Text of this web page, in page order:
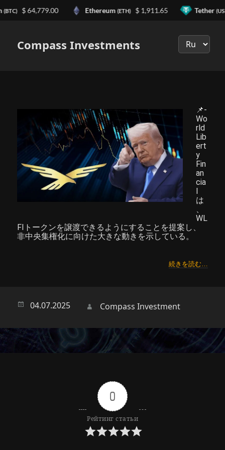
Compass Investments
📌-
Wo
rld
Lib
ert
y
Fin
an
cia
は
、
WL
FIトークンを譲渡できるようにすることを提案し、
非中央集権化に向けた大きな動きを示している。
続きを読む…
04.07.2025 Автор
Compass Investment
0
Рейтинг статьи
(BTC) $ 64,779.00 Ethereum (ETH) $ 1,911.65 Tether